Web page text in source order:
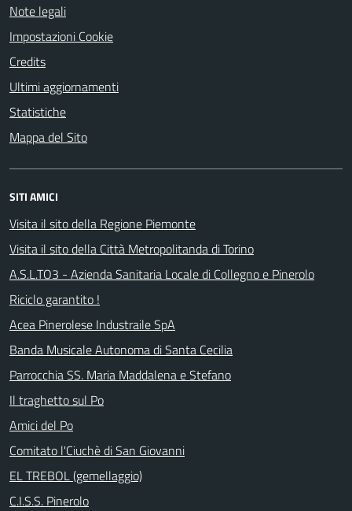
Note legali
Impostazioni Cookie
Credits
Ultimi aggiornamenti
Statistiche
Mappa del Sito
SITI AMICI
Visita il sito della Regione Piemonte
Visita il sito della Città Metropolitanda di Torino
A.S.L.TO3 - Azienda Sanitaria Locale di Collegno e Pinerolo
Riciclo garantito !
Acea Pinerolese Industraile SpA
Banda Musicale Autonoma di Santa Cecilia
Parrocchia SS. Maria Maddalena e Stefano
Il traghetto sul Po
Amici del Po
Comitato l'Ciuchè di San Giovanni
EL TREBOL (gemellaggio)
C.I.S.S. Pinerolo